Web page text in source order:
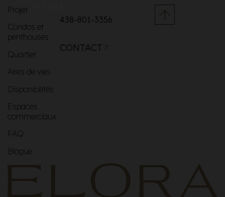
Projet
Condos et
penthouses
Quartier
Aires de vies
Disponibilités
Espaces
commerciaux
FAQ
Blogue
438-801-3356
CONTACT